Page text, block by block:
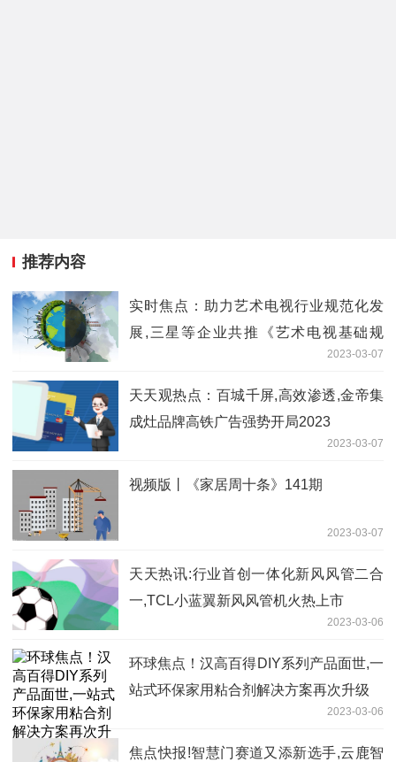
推荐内容
实时焦点：助力艺术电视行业规范化发
展,三星等企业共推《艺术电视基础规
2023-03-07
天天观热点：百城千屏,高效渗透,金帝集
成灶品牌高铁广告强势开局2023
2023-03-07
视频版丨《家居周十条》141期
2023-03-07
天天热讯:行业首创一体化新风风管二合
一,TCL小蓝翼新风风管机火热上市
2023-03-06
环球焦点！汉高百得DIY系列产品面世,一
站式环保家用粘合剂解决方案再次升级
2023-03-06
焦点快报!智慧门赛道又添新选手,云鹿智